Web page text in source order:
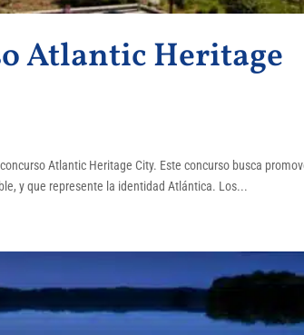
Atlantic Heritage
Atlantic Heritage City. Este concurso busca
y que represente la identidad Atlántica. Los...